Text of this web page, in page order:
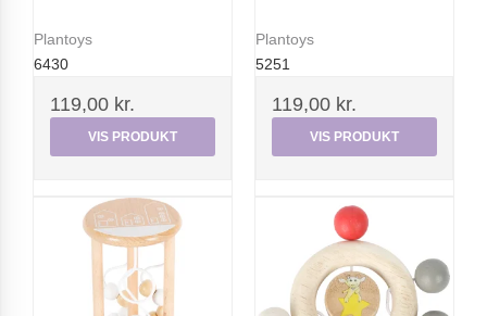
Plantoys
6430
119,00 kr.
VIS PRODUKT
Plantoys
5251
119,00 kr.
VIS PRODUKT